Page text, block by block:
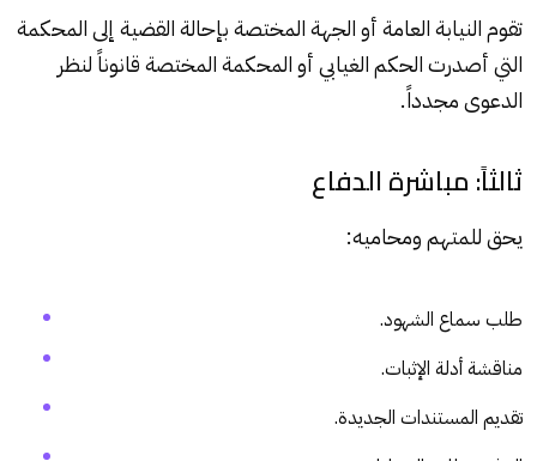
تقوم النيابة العامة أو الجهة المختصة بإحالة القضية إلى المحكمة
التي أصدرت الحكم الغيابي أو المحكمة المختصة قانوناً لنظر
الدعوى مجدداً.
ثالثاً: مباشرة الدفاع
يحق للمتهم ومحاميه:
طلب سماع الشهود.
مناقشة أدلة الإثبات.
تقديم المستندات الجديدة.